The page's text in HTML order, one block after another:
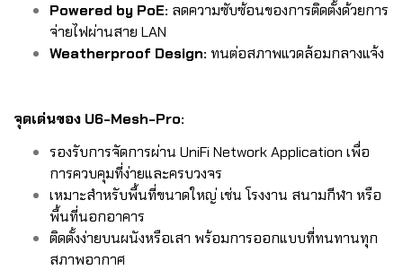
Powered by PoE: ลดความซับซ้อนของการติดตั้งด้วยการ
จ่ายไฟผ่านสาย LAN
Weatherproof Design: ทนต่อสภาพแวดล้อมกลางแจ้ง
จุดเด่นของ U6-Mesh-Pro:
รองรับการจัดการผ่าน UniFi Network Application เพื่อ
การควบคุมที่ง่ายและครบวงจร
เหมาะสำหรับพื้นที่ขนาดใหญ่ เช่น โรงงาน สนามกีฬา หรือ
พื้นที่นอกอาคาร
ติดตั้งง่ายบนผนังหรือเสา พร้อมการออกแบบที่ทนทานทุก
สภาพอากาศ